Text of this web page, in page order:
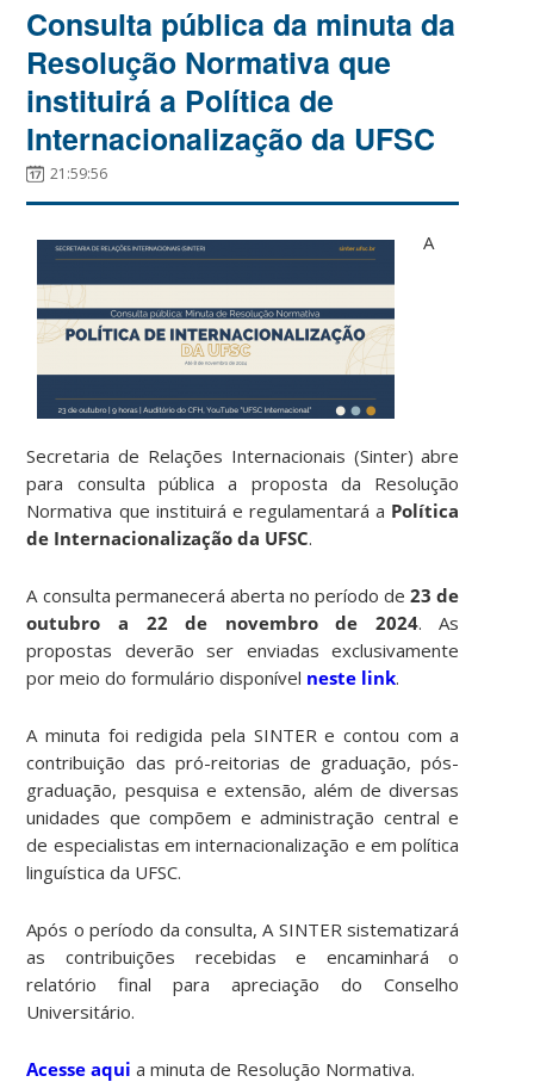
Consulta pública da minuta da
Resolução Normativa que
instituirá a Política de
Internacionalização da UFSC
21:59:56
A
Secretaria de Relações Internacionais (Sinter) abre
para consulta pública a proposta da Resolução
Normativa que instituirá e regulamentará a Política
de Internacionalização da UFSC.
A consulta permanecerá aberta no período de23 de
outubro a 22 de novembro de 2024. As
propostas deverão ser enviadas exclusivamente
por meio do formulário disponível neste link.
A minuta foi redigida pela SINTER e contou com a
contribuição das pró-reitorias de graduação, pós-
graduação, pesquisa e extensão, além de diversas
unidades que compõem e administração central e
de especialistas em internacionalização e em política
linguística da UFSC.
Após o período da consulta, A SINTER sistematizará
as contribuições recebidas e encaminhará o
relatório final para apreciação do Conselho
Universitário.
Acesse aqui a minuta de Resolução Normativa.